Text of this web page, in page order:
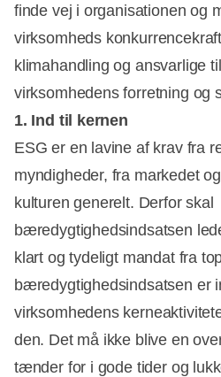
finde vej i organisationen og
virksomheds
klimahandling og ansvarlige
virksomhedens forretning og
1. Ind til kernen
ESG er en lavine af krav fra
myndigheder, fra markedet
kulturen generelt. Derfor skal
bæredygtighedsindsatsen
klart og tydeligt mandat fra
bæredygtighedsindsatsen er
virksomhedens
den. Det må ikke blive en
tænder for i gode tider og